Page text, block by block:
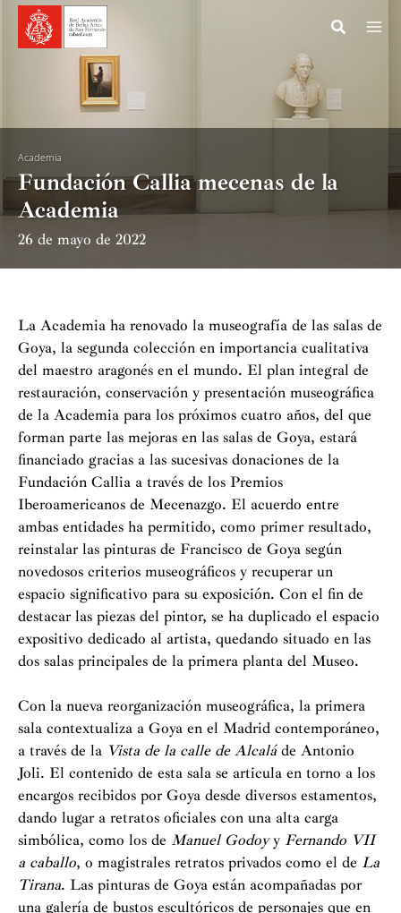
Academia
Fundación Callia mecenas de la
Academia
26 de mayo de 2022
La Academia ha renovado la museografía de las salas de
Goya, la segunda colección en importancia cualitativa
del maestro aragonés en el mundo. El plan integral de
restauración, conservación y presentación museográfica
de la Academia para los próximos cuatro años, del que
forman parte las mejoras en las salas de Goya, estará
financiado gracias a las sucesivas donaciones de la
Fundación Callia a través de los Premios
Iberoamericanos de Mecenazgo. El acuerdo entre
ambas entidades ha permitido, como primer resultado,
reinstalar las pinturas de Francisco de Goya según
novedosos criterios museográficos y recuperar un
espacio significativo para su exposición. Con el fin de
destacar las piezas del pintor, se ha duplicado el espacio
expositivo dedicado al artista, quedando situado en las
dos salas principales de la primera planta del Museo.
Con la nueva reorganización museográfica, la primera
sala contextualiza a Goya en el Madrid contemporáneo,
a través de la Vista de la calle de Alcaláde Antonio
Joli. El contenido de esta sala se articula en torno a los
encargos recibidos por Goya desde diversos estamentos,
dando lugar a retratos oficiales con una alta carga
simbólica, como los de Manuel Godoyy Fernando VII
a caballo, o magistrales retratos privados como el de La
Tirana. Las pinturas de Goya están acompañadas por
una galería de bustos escultóricos de personajes que en